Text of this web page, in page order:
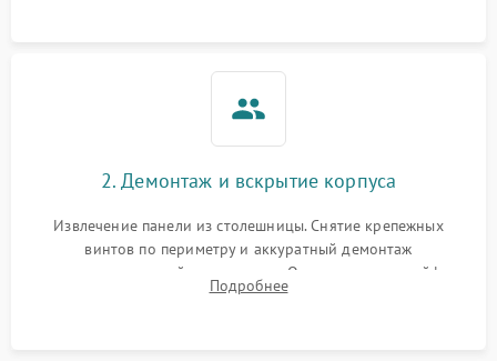
2. Демонтаж и вскрытие корпуса
Извлечение панели из столешницы. Снятие крепежных
винтов по периметру и аккуратный демонтаж
стеклокерамической поверхности. Отсоединение шлейфов
сенсорного блока для доступа к силовым платам, катушкам
Подробнее